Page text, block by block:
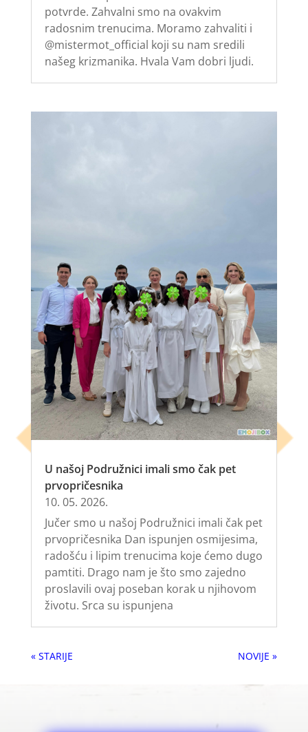
potvrde. Zahvalni smo na ovakvim
radosnim trenucima. Moramo zahvaliti i
@mistermot_official koji su nam sredili
našeg krizmanika. Hvala Vam dobri ljudi.
U našoj Podružnici imali smo čak pet
prvopričesnika
10. 05. 2026.
Jučer smo u našoj Podružnici imali čak pet
prvopričesnika Dan ispunjen osmijesima,
radošću i lipim trenucima koje ćemo dugo
pamtiti. Drago nam je što smo zajedno
proslavili ovaj poseban korak u njihovom
životu. Srca su ispunjena
« Older Entries Next Entries »